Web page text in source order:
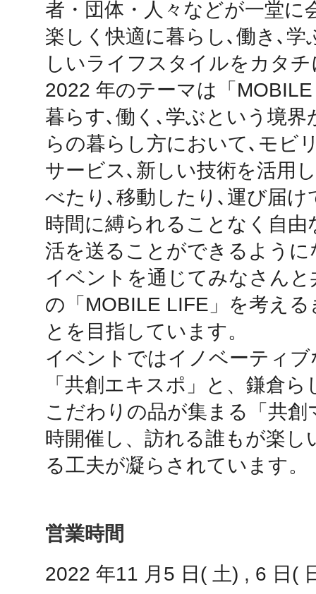
者・団体・人々などが一堂に
楽しく快適に暮らし､働き､
しいライフスタイルをカタ
2022 年のテーマは「
暮らす､働く､学ぶという境
らの暮らし方において､モビ
サービス､新しい技術を活用
べたり､移動したり､運び届
時間に縛られることなく自由
活を送ることができるよう
イベントを通じてみなさん
の「MOBILE LIFE」を考え
とを目指しています。
イベントではイノベーティ
「共創エキスポ」と、鎌倉
こだわりの品が集まる「共
時開催し、訪れる誰もが楽し
る工夫が凝らされています。
営業時間
2022 年11 月5 日( 土) , 6 日(
池袋
生駒
秋葉原
日置
高知市
シモキ
多度津